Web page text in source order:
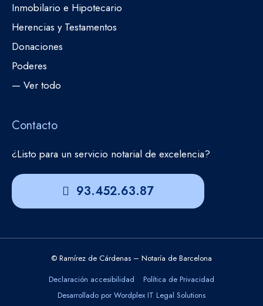
Inmobilario e Hipotecario
Herencias y Testamentos
Donaciones
Poderes
— Ver todo
Contacto
¿Listo para un servicio notarial de excelencia?
93.452.63.87
© Ramírez de Cárdenas – Notaría de Barcelona
Declaración accesibilidad
Política de Privacidad
Desarrollado por Wordplex IT Legal Solutions